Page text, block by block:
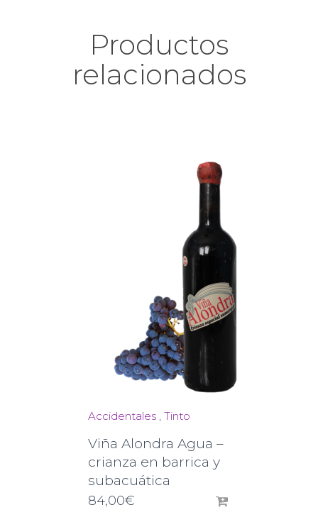
Productos
relacionados
Accidentales , Tinto
Viña Alondra Agua –
crianza en barrica y
subacuática
84,00€